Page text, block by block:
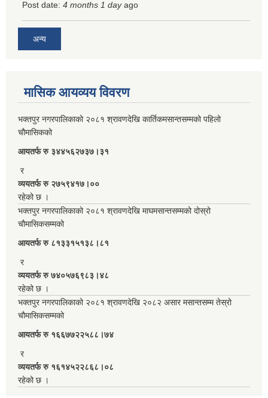
Post date: 4 months 1 dayago
अन्य
मासिक आयव्यय विवरण
भक्तपुर नगरपालिकाको २०८१ श्रावणदेखि कार्तिकमसान्तसम्मको पहिलो
चौमासिकको
आयतर्फ रु‌ ३४४५६२७३७।३१
र
व्ययतर्फ रु २७५९४१७।००
रहेको छ ।
भक्तपुर नगरपालिकाको २०८१ श्रावणदेखि माघमसान्तसम्मको दोस्रो
चौमासिकसम्मको
आयतर्फ रु‌ ८१३३१५१३८।८१
र
व्ययतर्फ रु ७४०५७६९८३।४८
रहेको छ ।
भक्तपुर नगरपालिकाको २०८१ श्रावणदेखि २०८२ असार मसान्तसम्म तेस्रो
चौमासिकसम्मको
आयतर्फ रु‌ १६६७७२२५८८।७४
र
व्ययतर्फ रु १६१४५२२८६८।०८
रहेको छ ।